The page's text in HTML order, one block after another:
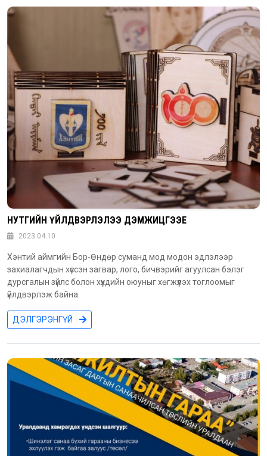
НУТГИЙН ҮЙЛДВЭРЛЭЛЭЭ ДЭМЖИЦГЭЭЕ
2023.04.10
Хэнтий аймгийн Бор-Өндөр суманд мод модон эдлэлээр
захиалагчдын хүссэн загвар, лого, бичвэрийг агуулсан бэлэг
дурсгалын зүйлс болон хүүхдийн оюуныг хөгжүүлэх тоглоомыг
үйлдвэрлэж байна.
ДЭЛГЭРЭНГҮЙ